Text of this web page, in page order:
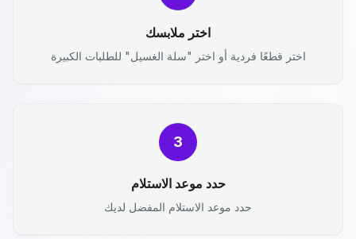
اختر ملابسك
اختر قطعًا فردية أو اختر "سلة الغسيل" للطلبات الكبيرة
3
حدد موعد الاستلام
حدد موعد الاستلام المفضل لديك